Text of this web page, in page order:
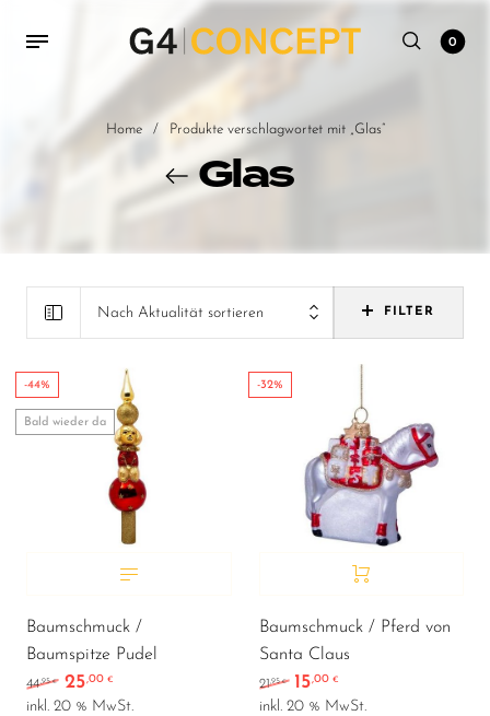
0
Home / Produkte verschlagwortet mit „Glas“
Glas
Nach Aktualität sortieren FILTER
-44%
Bald wieder da
Baumschmuck /
Baumspitze Pudel
44,95€ Ursprünglicher Preis war: 44,95 €
25,00 € Aktueller Preis ist: 25,00 €.
inkl. 20 % MwSt.
-32%
Baumschmuck / Pferd von
Santa Claus
21,95€ Ursprünglicher Preis
15,00€
inkl. 20 % MwSt.